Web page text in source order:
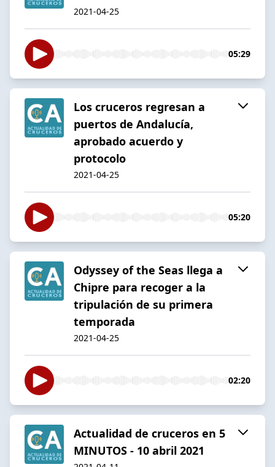
2021-04-25
05:29
Los cruceros regresan a
puertos de Andalucía,
aprobado acuerdo y
protocolo
2021-04-25
05:20
Odyssey of the Seas llega a
Chipre para recoger a la
tripulación de su primera
temporada
2021-04-25
02:20
Actualidad de cruceros en 5
MINUTOS - 10 abril 2021